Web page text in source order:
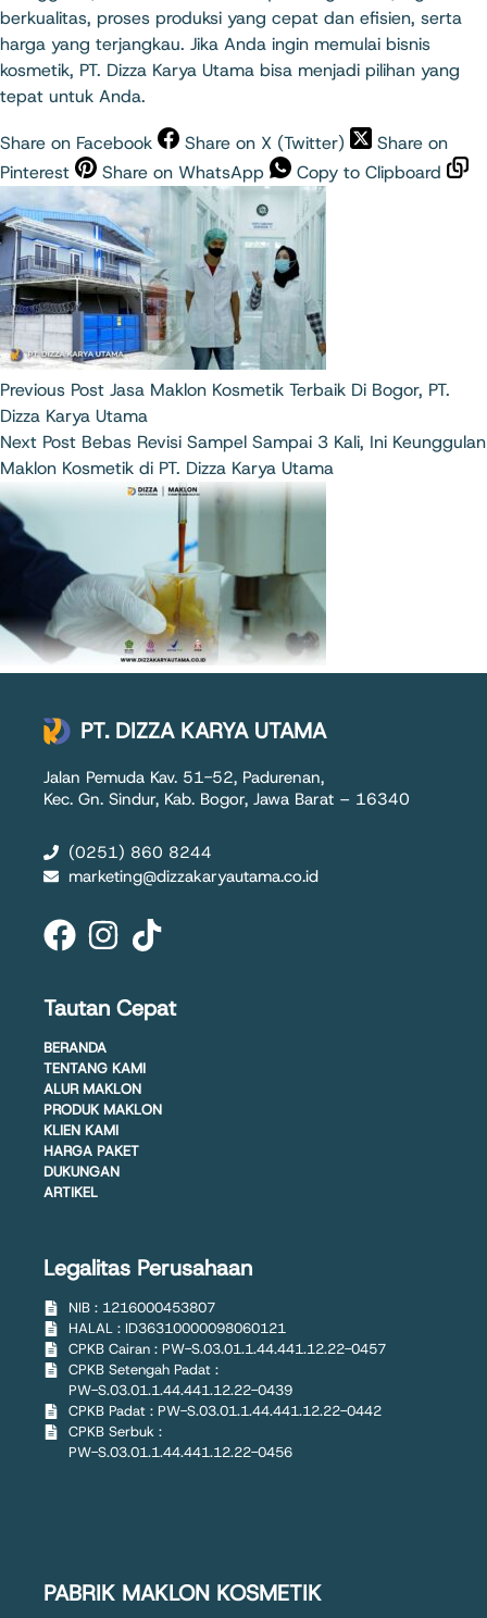
berkualitas, proses produksi yang cepat dan efisien, serta
harga yang terjangkau. Jika Anda ingin memulai bisnis
kosmetik, PT. Dizza Karya Utama bisa menjadi pilihan yang
tepat untuk Anda.
Share on Facebook Share on X (Twitter)
Share on
Pinterest
Share on WhatsApp Copy to Clipboard
Previous Post Jasa Maklon Kosmetik Terbaik Di Bogor, PT.
Dizza Karya Utama
Next Post Bebas Revisi Sampel Sampai 3 Kali, Ini Keunggulan
Maklon Kosmetik di PT. Dizza Karya Utama
PT. DIZZA KARYA UTAMA
Jalan Pemuda Kav. 51-52, Padurenan,
Kec. Gn. Sindur, Kab. Bogor, Jawa Barat – 16340
(0251) 860 8244
marketing@dizzakaryautama.co.id
Tautan Cepat
BERANDA
TENTANG KAMI
ALUR MAKLON
PRODUK MAKLON
KLIEN KAMI
HARGA PAKET
DUKUNGAN
ARTIKEL
Legalitas Perusahaan
NIB : 1216000453807
HALAL : ID36310000098060121
CPKB Cairan : PW-S.03.01.1.44.441.12.22-0457
CPKB Setengah Padat :
PW-S.03.01.1.44.441.12.22-0439
CPKB Padat : PW-S.03.01.1.44.441.12.22-0442
CPKB Serbuk :
PW-S.03.01.1.44.441.12.22-0456
PABRIK MAKLON KOSMETIK